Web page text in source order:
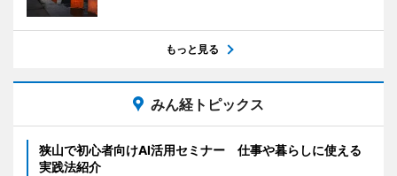
もっと見る
みん経トピックス
狭山で初心者向けAI活用セミナー 仕事や暮らしに使える
実践法紹介